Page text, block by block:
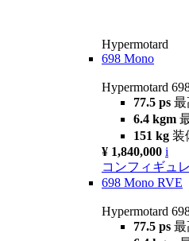
Hypermotard
698 Mono
Hypermotard
77.5 ps 最
6.4 kgm
151 kg 装
¥ 1,840,000 i
コンフィギュ
698 Mono RVE
Hypermotard
77.5 ps 最